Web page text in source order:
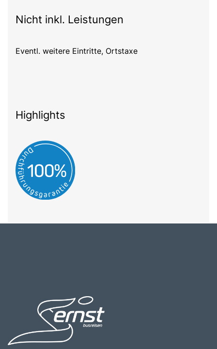
Nicht inkl. Leistungen
Eventl. weitere Eintritte, Ortstaxe
Highlights